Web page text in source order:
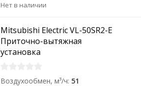
Нет в наличии
Mitsubishi Electric VL-50SR2-E
Приточно-вытяжная
установка
Воздухообмен, м³/ч 51